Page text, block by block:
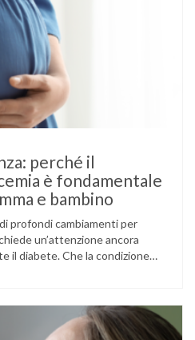
perché il
è fondamentale
e bambino
profondi cambiamenti per
un’attenzione ancora
il diabete. Che la condizione
gestazionale),